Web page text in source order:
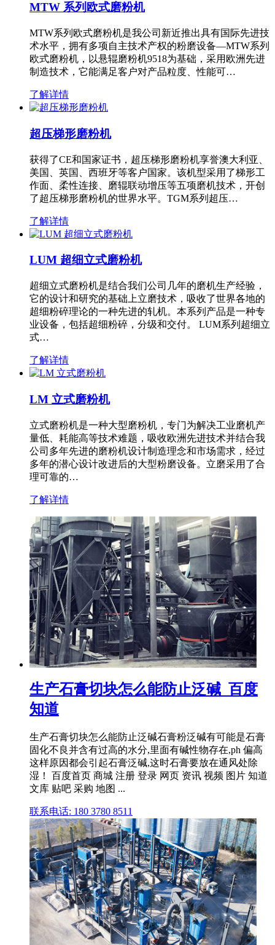
MTW 系列欧式磨粉机
MTW系列欧式磨粉机是我公司新近推出具有国际先进技
术水平，拥有多项自主技术产权的粉磨设备—MTW系列
欧式磨粉机，以悬辊磨粉机9518为基础，采用欧洲先进
制造技术，它能满足客户对产品粒度、性能可…
了解详情
超压梯形磨粉机
获得了CE和国家证书，超压梯形磨粉机享誉澳大利亚、
美国、英国、西班牙等客户国家。该机型采用了梯形工
作面、柔性连接、磨辊联动增压等五项磨机技术，开创
了超压梯形磨粉机的世界水平。TGM系列超压…
了解详情
LUM 超细立式磨粉机
超细立式磨粉机是结合我们公司几年的磨机生产经验，
它的设计和研究的基础上立磨技术，吸收了世界各地的
超细粉碎理论的一种先进的轧机。本系列产品是一种专
业设备，包括超细粉碎，分级和交付。 LUM系列超细立
式…
了解详情
LM 立式磨粉机
立式磨粉机是一种大型磨粉机，专门为解决工业磨机产
量低、耗能高等技术难题，吸收欧洲先进技术并结合我
公司多年先进的磨粉机设计制造理念和市场需求，经过
多年的潜心设计改进后的大型粉磨设备。立磨采用了合
理可靠的…
了解详情
生产石膏切块怎么能防止泛碱_百度
知道
生产石膏切块怎么能防止泛碱石膏粉泛碱有可能是石膏
固化不良并含有过高的水分,里面有碱性物存在,ph 偏高
这样原因都会引起石膏泛碱,这时石膏要放在通风处除
湿！ 百度首页 商城 注册 登录 网页 资讯 视频 图片 知道
文库 贴吧 采购 地图 ...
联系电话: 180 3780 8511